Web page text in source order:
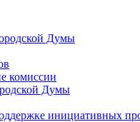
Думы
комиссии
Думы
инициативных